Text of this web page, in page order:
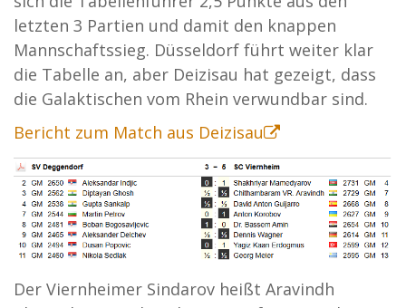
letzten 3 Partien und damit den knappen
Mannschaftssieg. Düsseldorf führt weiter klar
die Tabelle an, aber Deizisau hat gezeigt, dass
die Galaktischen vom Rhein verwundbar sind.
Bericht zum Match aus Deizisau
Der Viernheimer Sindarov heißt Aravindh